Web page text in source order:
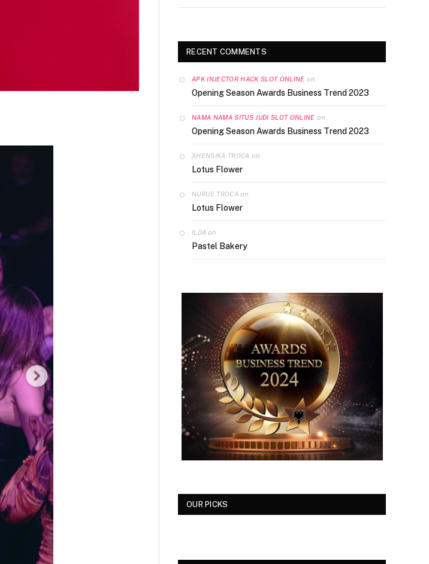
RECENT COMMENTS
APK INJECTOR HACK SLOT ONLINE on
Opening Season Awards Business Trend 2023
NAMA NAMA SITUS JUDI SLOT ONLINE on
Opening Season Awards Business Trend 2023
XHENSIKA TROCA on
Lotus Flower
NURIJE TROCAon
Lotus Flower
ILDA on
Pastel Bakery
OUR PICKS